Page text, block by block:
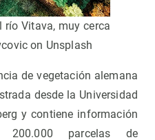
Vitava, muy cerca
on Unsplash
de vegetación alemana
desde la Universidad
y contiene información
200.000 parcelas de